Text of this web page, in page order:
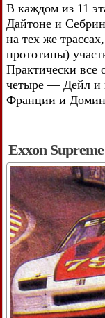
В каждом из 11
Дайтоне и
на тех же
прототипы)
Практически все
четыре — Дейл и
Франции и
Exxon